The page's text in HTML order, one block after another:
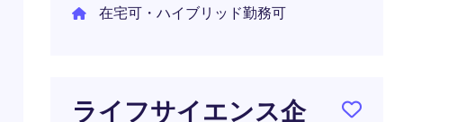
在宅可・ハイブリッド勤務可
ライフサイエンス企